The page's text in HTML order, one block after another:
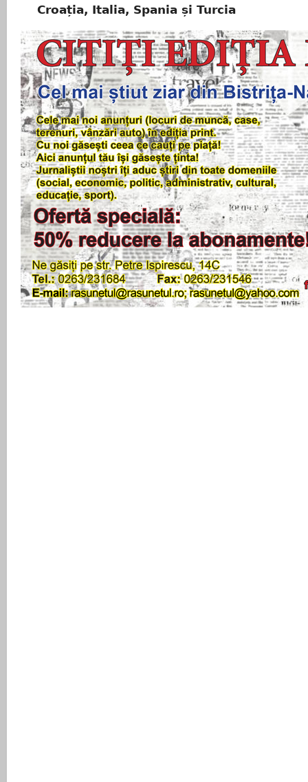
Croația, Italia, Spania și Turcia